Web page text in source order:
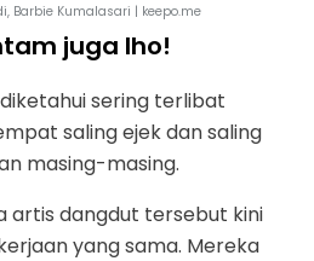
Barbie Kumalasari | keepo.me
juga lho!
sering terlibat
saling ejek dan saling
masing-masing.
artis dangdut tersebut kini
yang sama. Mereka